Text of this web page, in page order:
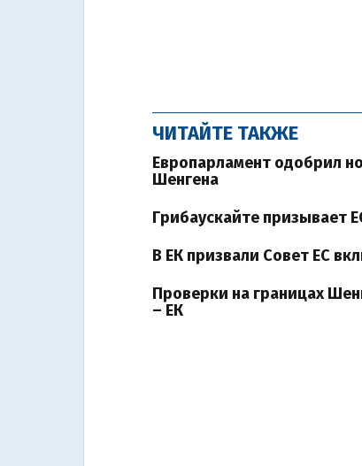
ЧИТАЙТЕ ТАКЖЕ
Европарламент одобрил
Шенгена
Грибаускайте призывает
В ЕК призвали Совет ЕС
Проверки на границах
– ЕК